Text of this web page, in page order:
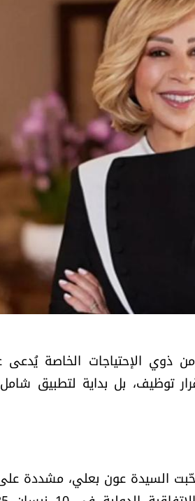
ذوي الإحتياجات الخاصة
السيدة عون بعلي، مشددة